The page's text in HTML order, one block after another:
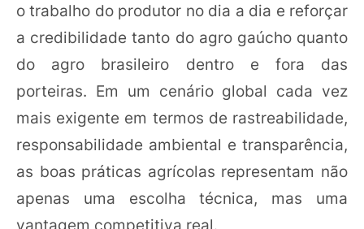
o trabalho do produtor no dia a dia e reforçar
a credibilidade tanto do agro gaúcho quanto
do agro brasileiro dentro e fora das
porteiras. Em um cenário global cada vez
mais exigente em termos de rastreabilidade,
responsabilidade ambiental e transparência,
as boas práticas agrícolas representam não
apenas uma escolha técnica, mas uma